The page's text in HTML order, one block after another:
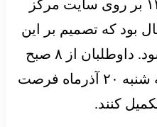
محل تا شنبه ۱۷ آذرماه ۱۴۰۳ بر روی سایت مرکز
که تصمیم بر این
شد که این فرصت تمدید شود. داوطلبان از ۸ صبح
دوشنبه ۱۹ آذر تا ۸ صبح سه شنبه ۲۰ آذرماه فرصت
کنند.